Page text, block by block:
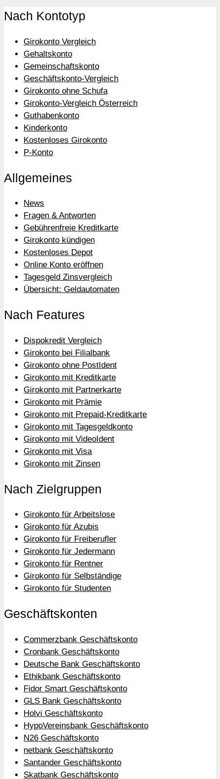
Nach Kontotyp
Girokonto Vergleich
Gehaltskonto
Gemeinschaftskonto
Geschäftskonto-Vergleich
Girokonto ohne Schufa
Girokonto-Vergleich Österreich
Guthabenkonto
Kinderkonto
Kostenloses Girokonto
P-Konto
Allgemeines
News
Fragen & Antworten
Gebührenfreie Kreditkarte
Girokonto kündigen
Kostenloses Depot
Online Konto eröffnen
Tagesgeld Zinsvergleich
Übersicht: Geldautomaten
Nach Features
Dispokredit Vergleich
Girokonto bei Filialbank
Girokonto ohne PostIdent
Girokonto mit Kreditkarte
Girokonto mit Partnerkarte
Girokonto mit Prämie
Girokonto mit Prepaid-Kreditkarte
Girokonto mit Tagesgeldkonto
Girokonto mit VideoIdent
Girokonto mit Visa
Girokonto mit Zinsen
Nach Zielgruppen
Girokonto für Arbeitslose
Girokonto für Azubis
Girokonto für Freiberufler
Girokonto für Jedermann
Girokonto für Rentner
Girokonto für Selbständige
Girokonto für Studenten
Geschäftskonten
Commerzbank Geschäftskonto
Cronbank Geschäftskonto
Deutsche Bank Geschäftskonto
Ethikbank Geschäftskonto
Fidor Smart Geschäftskonto
GLS Bank Geschäftskonto
Holvi Geschäftskonto
HypoVereinsbank Geschäftskonto
N26 Geschäftskonto
netbank Geschäftskonto
Santander Geschäftskonto
Skatbank Geschäftskonto